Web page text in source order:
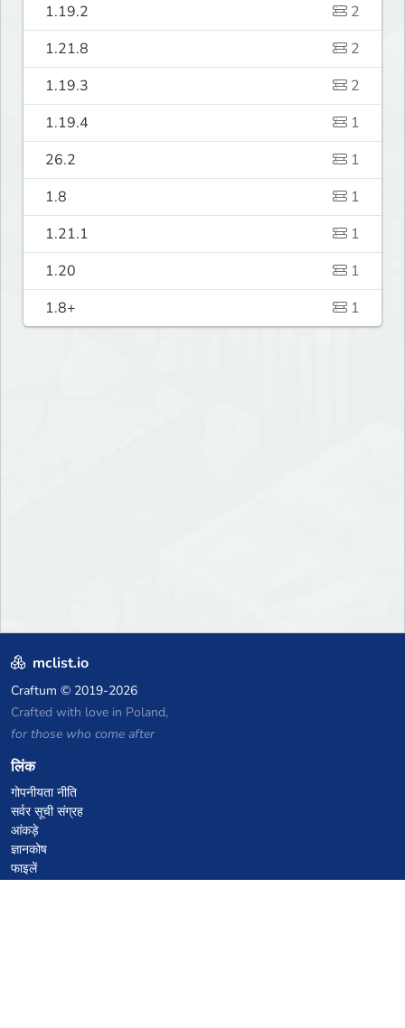
1.19.2
2
1.21.8
2
1.19.3
2
1.19.4
1
26.2
1
1.8
1
1.21.1
1
1.20
1
1.8+
1
mclist.io
Craftum © 2019-2026
Crafted with love in Poland,
for those who come after
लिंक
गोपनीयता नीति
सर्वर सूची संग्रह
आंकड़े
ज्ञानकोष
फाइलें